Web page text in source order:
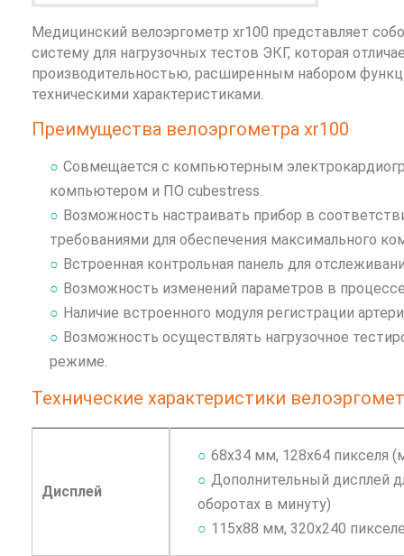
Медицинский велоэргометр xr100 представляет
систему для нагрузочных тестов ЭКГ, которая
производительностью, расширенным набором
техническими характеристиками.
Преимущества велоэргометра xr100
Совмещается с компьютерным
компьютером и ПО cubestress.
Возможность настраивать прибор в
требованиями для обеспечения максимального
Встроенная контрольная панель для
Возможность изменений параметров в
Наличие встроенного модуля регистрации
Возможность осуществлять нагрузочное
режиме.
Технические характеристики
Дисплей
68х34 мм, 128х64 пикселя
Дополнительный дисплей
оборотах в минуту)
115х88 мм, 320х240